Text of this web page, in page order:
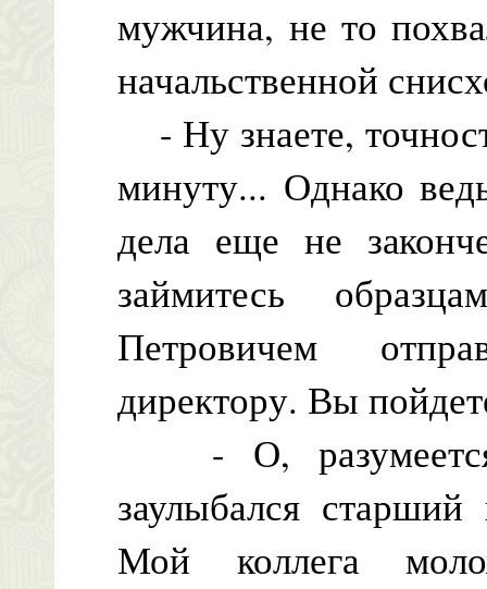
мужчина, не то
начальственной
- Ну знаете,
минуту... Однако
дела еще не
займитесь
Петровичем
директору. Вы
- О,
заулыбался
Мой коллега